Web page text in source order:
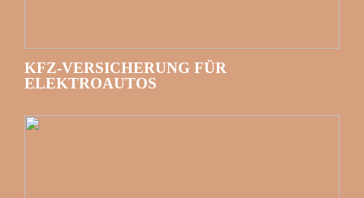
KFZ-VERSICHERUNG FÜR
ELEKTROAUTOS